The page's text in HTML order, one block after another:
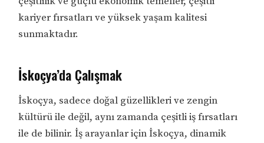
kariyer fırsatları ve yüksek yaşam kalitesi
sunmaktadır.
İskoçya’da Çalışmak
İskoçya, sadece doğal güzellikleri ve zengin
kültürü ile değil, aynı zamanda çeşitli iş fırsatları
ile de bilinir. İş arayanlar için İskoçya, dinamik